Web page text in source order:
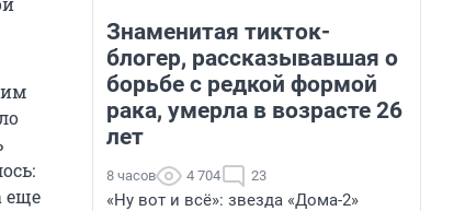
еще
Знаменитая тикток-
блогер, рассказывавшая о
борьбе с редкой формой
рака, умерла в возрасте 26
лет
8 часов 4 704 23
«Ну вот и всё»: звезда «Дома-2»